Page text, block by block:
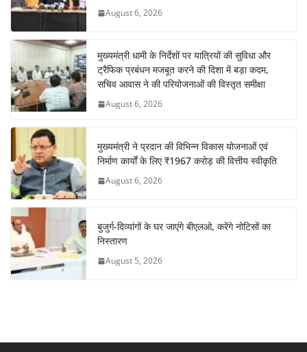
August 6, 2026
मुख्यमंत्री धामी के निर्देशों पर यात्रियों की सुविधा और
ट्रैफिक प्रबंधन मजबूत करने की दिशा में बड़ा कदम,
सचिव आवास ने की परियोजनाओं की विस्तृत समीक्षा
August 6, 2026
मुख्यमंत्री ने प्रदान की विभिन्न विकास योजनाओं एवं
निर्माण कार्यों के लिए ₹1967 करोड़ की वित्तीय स्वीकृति
August 6, 2026
बुजुर्ग-दिव्यांगों के घर जाएंगे बीएलओ, करेंगे नोटिसों का
निस्तारण
August 5, 2026